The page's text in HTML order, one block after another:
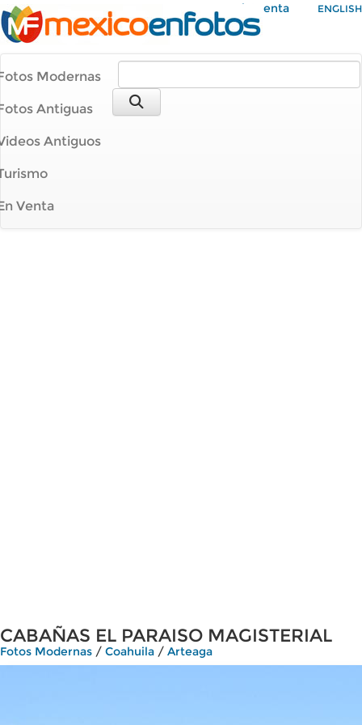
Mi Cuenta ENGLISH
Modernas
Antiguas
Antiguos
Venta
CABAÑAS EL PARAISO MAGISTERIAL
Fotos Modernas / Coahuila / Arteaga